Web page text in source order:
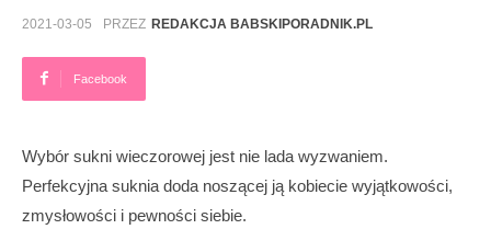
2021-03-05 PRZEZ REDAKCJA BABSKIPORADNIK.PL
Facebook
Wybór sukni wieczorowej jest nie lada wyzwaniem.
Perfekcyjna suknia doda noszącej ją kobiecie wyjątkowości,
zmysłowości i pewności siebie.